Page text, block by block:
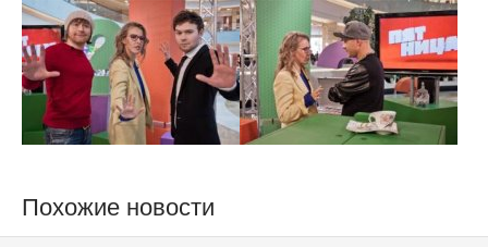
Похожие новости